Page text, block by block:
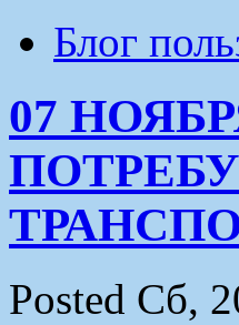
Блог
07
Posted Сб,